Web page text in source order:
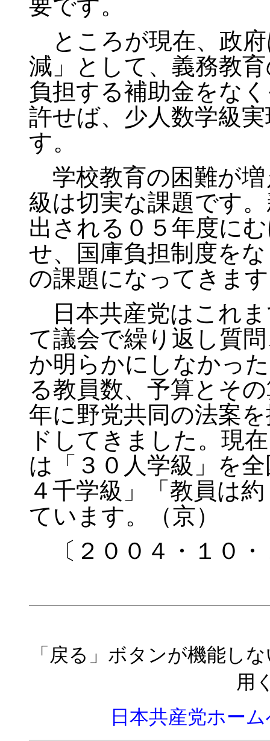
要です。
ところが現在、政府
減」として、義務教
負担する補助金をな
許せば、少人数学級
す。
学校教育の困難が
級は切実な課題です
出される０５年度に
せ、国庫負担制度を
の課題になってきま
日本共産党はこれ
て議会で繰り返し質
か明らかにしなかっ
る教員数、予算とそ
年に野党共同の法案
ドしてきました。現
は「３０人学級」を
４千学級」「教員は
ています。（京）
〔２００４・１０・
「戻る」ボタンが機能し
用
日本共産党ホー